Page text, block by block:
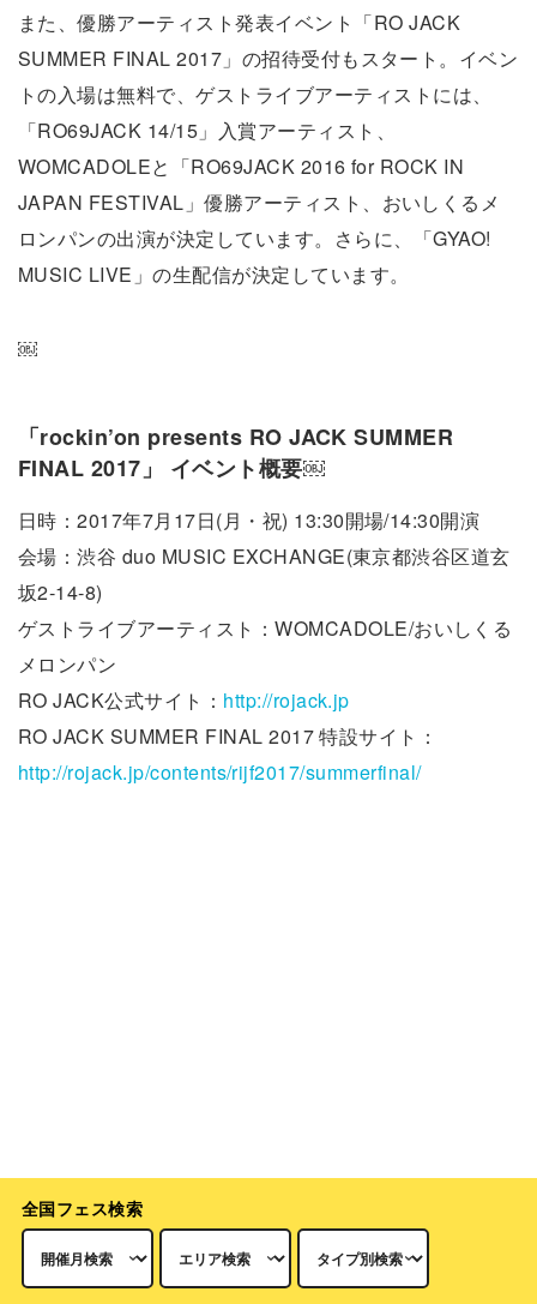
また、優勝アーティスト発表イベント「RO JACK
SUMMER FINAL 2017」の招待受付もスタート。イベン
トの入場は無料で、ゲストライブアーティストには、
「RO69JACK 14/15」入賞アーティスト、
WOMCADOLEと「RO69JACK 2016 for ROCK IN
JAPAN FESTIVAL」優勝アーティスト、おいしくるメ
ロンパンの出演が決定しています。さらに、「GYAO!
MUSIC LIVE」の生配信が決定しています。
￼
「rockin’on presents RO JACK SUMMER
FINAL 2017」 イベント概要￼
日時：2017年7月17日(月・祝) 13:30開場/14:30開演
会場：渋谷 duo MUSIC EXCHANGE(東京都渋谷区道玄
坂2‐14‐8)
ゲストライブアーティスト：WOMCADOLE/おいしくる
メロンパン
RO JACK公式サイト： http://rojack.jp
RO JACK SUMMER FINAL 2017 特設サイト：
http://rojack.jp/contents/rijf2017/summerfinal/
全国フェス検索